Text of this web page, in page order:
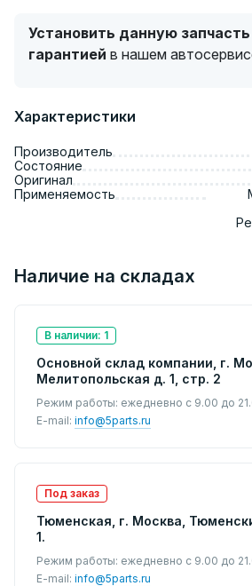
Установить данную запчасть
гарантией в нашем
Характеристики
Производитель
Состояние
Оригинал
Применяемость
Наличие на складах
В наличии: 1
Основной склад компании, г.
Мелитопольская д. 1, стр. 2
Режим работы: ежедневно с 9.00 до
E-mail: info@5parts.ru
Под заказ
Тюменская, г. Москва,
1.
Режим работы: ежедневно с 9.00 до
E-mail: info@5parts.ru